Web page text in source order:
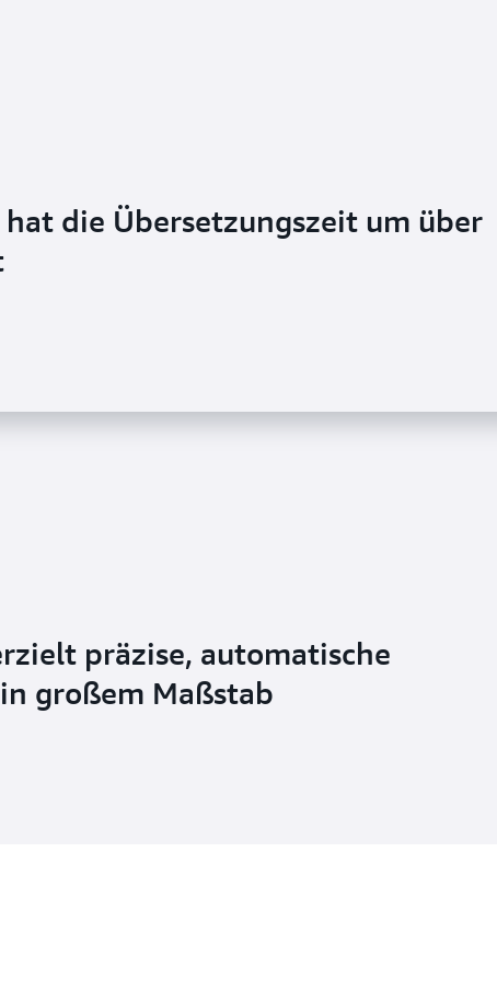
hat die Übersetzungszeit um über
präzise, automatische
großem Maßstab